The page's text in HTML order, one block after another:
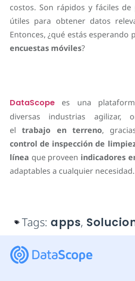
costos. Son rápidos y fáciles de
útiles para obtener datos
Entonces, ¿qué estás esperando
encuestas móviles?
DataScope es una
diversas industrias agilizar,
eltrabajo en terreno,
control de inspección de
línea que proveen indicadores
adaptables a cualquier necesidad.
Tags: apps,